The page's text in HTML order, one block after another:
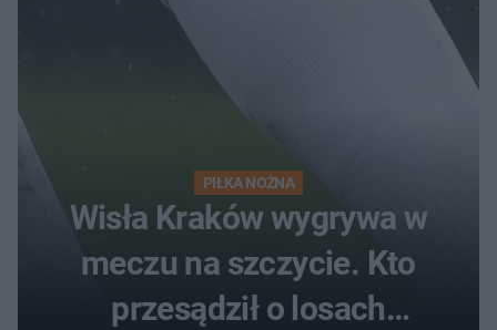
PIŁKA NOŻNA
Wisła Kraków wygrywa w
meczu na szczycie. Kto
przesądził o losach